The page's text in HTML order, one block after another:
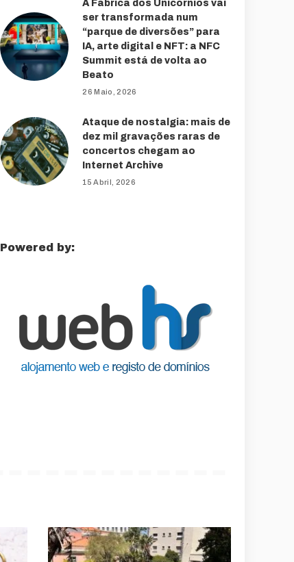
A Fábrica dos Unicórnios vai
ser transformada num
“parque de diversões” para
IA, arte digital e NFT: a NFC
Summit está de volta ao
Beato
26 Maio, 2026
Ataque de nostalgia: mais de
dez mil gravações raras de
concertos chegam ao
Internet Archive
15 Abril, 2026
Powered by: